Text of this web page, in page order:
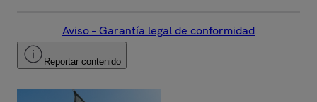
Aviso – Garantía legal de conformidad
Reportar contenido